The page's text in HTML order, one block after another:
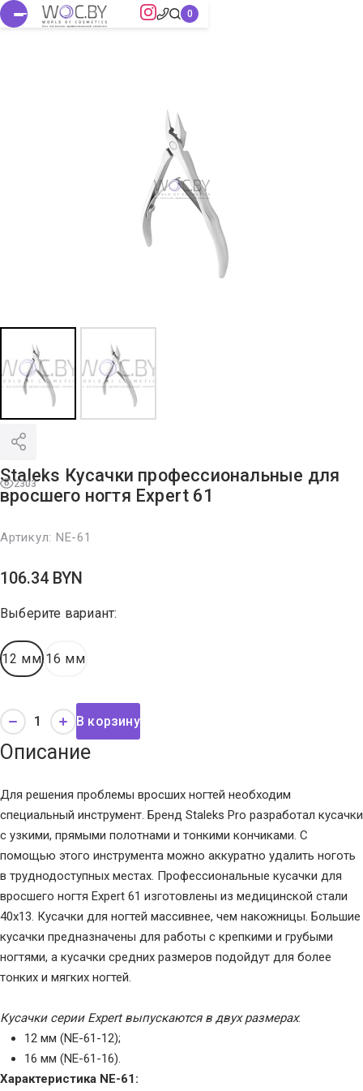
2303
Staleks Кусачки профессиональные для
вросшего ногтя Expert 61
Артикул: NE-61
106.34 BYN
Выберите вариант:
12 мм 16 мм
В корзину
Описание
Для решения проблемы вросших ногтей необходим
специальный инструмент. Бренд Staleks Pro разработал кусачки
с узкими, прямыми полотнами и тонкими кончиками. С
помощью этого инструмента можно аккуратно удалить ноготь
в труднодоступных местах. Профессиональные кусачки для
вросшего ногтя Expert 61 изготовлены из медицинской стали
40х13. Кусачки для ногтей массивнее, чем накожницы. Большие
кусачки предназначены для работы с крепкими и грубыми
ногтями, а кусачки средних размеров подойдут для более
тонких и мягких ногтей.
Кусачки серии Expert выпускаются в двух размерах:
12 мм (NE-61-12);
16 мм (NE-61-16).
Характеристика NE-61: